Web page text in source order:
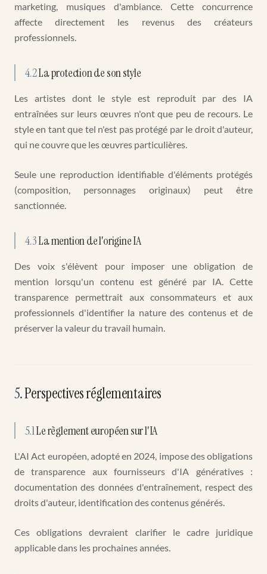
marketing, musiques d'ambiance. Cette concurrence
affecte directement les revenus des créateurs
professionnels.
4.2La protection de son style
Les artistes dont le style est reproduit par des IA
entraînées sur leurs œuvres n'ont que peu de recours. Le
style en tant que tel n'est pas protégé par le droit d'auteur,
qui ne couvre que les œuvres particulières.
Seule une reproduction identifiable d'éléments protégés
(composition, personnages originaux) peut être
sanctionnée.
4.3La mention de l'origine IA
Des voix s'élèvent pour imposer une obligation de
mention lorsqu'un contenu est généré par IA. Cette
transparence permettrait aux consommateurs et aux
professionnels d'identifier la nature des contenus et de
préserver la valeur du travail humain.
5.Perspectives réglementaires
5.1Le règlement européen sur l'IA
L'AI Act européen, adopté en 2024, impose des obligations
de transparence aux fournisseurs d'IA génératives :
documentation des données d'entraînement, respect des
droits d'auteur, identification des contenus générés.
Ces obligations devraient clarifier le cadre juridique
applicable dans les prochaines années.